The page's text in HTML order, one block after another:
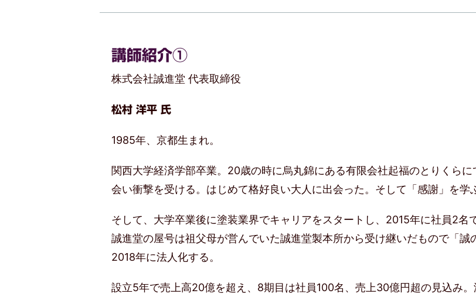
講師紹介①
株式会社誠進堂 代表取締役
松村 洋平 氏
1985年、京都生まれ。
関西大学経済学部卒業。20歳の時に烏丸錦にある有限会社起福のとりくら
会い衝撃を受ける。はじめて格好良い大人に出会った。そして「感謝」を学
そして、大学卒業後に塗装業界でキャリアをスタートし、2015年に社員2名
誠進堂の屋号は祖父母が営んでいた誠進堂製本所から受け継いだもので「誠
2018年に法人化する。
設立5年で売上高20億を超え、8期目は社員100名、売上30億円超の見込み